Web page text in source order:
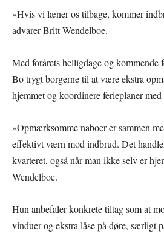
»Hvis vi læner os tilbage, kommer
advarer Britt Wendelboe.
Med forårets helligdage og kommende
Bo trygt borgerne til at være ekstra
hjemmet og koordinere ferieplaner med
»Opmærksomme naboer er sammen
effektivt værn mod indbrud. Det
kvarteret, også når man ikke selv er
Wendelboe.
Hun anbefaler konkrete tiltag som at
vinduer og ekstra låse på døre, særligt